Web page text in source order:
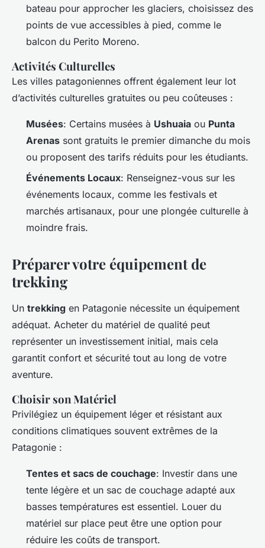
bateau pour approcher les glaciers, choisissez des
points de vue accessibles à pied, comme le
balcon du Perito Moreno.
Activités Culturelles
Les villes patagoniennes offrent également leur lot
d’activités culturelles gratuites ou peu coûteuses :
Musées: Certains musées à Ushuaia ou Punta
Arenas sont gratuits le premier dimanche du mois
ou proposent des tarifs réduits pour les étudiants.
Événements Locaux: Renseignez-vous sur les
événements locaux, comme les festivals et
marchés artisanaux, pour une plongée culturelle à
moindre frais.
Préparer votre équipement de
trekking
Un trekking en Patagonie nécessite un équipement
adéquat. Acheter du matériel de qualité peut
représenter un investissement initial, mais cela
garantit confort et sécurité tout au long de votre
aventure.
Choisir son Matériel
Privilégiez un équipement léger et résistant aux
conditions climatiques souvent extrêmes de la
Patagonie :
Tentes et sacs de couchage: Investir dans une
tente légère et un sac de couchage adapté aux
basses températures est essentiel. Louer du
matériel sur place peut être une option pour
réduire les coûts de transport.